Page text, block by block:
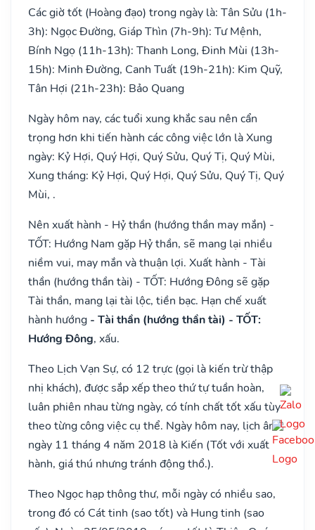
Các giờ tốt (Hoàng đạo) trong ngày là: Tân Sửu (1h-
3h): Ngọc Đường, Giáp Thìn (7h-9h): Tư Mệnh,
Bính Ngọ (11h-13h): Thanh Long, Đinh Mùi (13h-
15h): Minh Đường, Canh Tuất (19h-21h): Kim Quỹ,
Tân Hợi (21h-23h): Bảo Quang
Ngày hôm nay, các tuổi xung khắc sau nên cẩn
trọng hơn khi tiến hành các công việc lớn là Xung
ngày: Kỷ Hợi, Quý Hợi, Quý Sửu, Quý Tị, Quý Mùi,
Xung tháng: Kỷ Hợi, Quý Hợi, Quý Sửu, Quý Tị, Quý
Mùi, .
Nên xuất hành - Hỷ thần (hướng thần may mắn) -
TỐT: Hướng Nam gặp Hỷ thần, sẽ mang lại nhiều
niềm vui, may mắn và thuận lợi. Xuất hành - Tài
thần (hướng thần tài) - TỐT: Hướng Đông sẽ gặp
Tài thần, mang lại tài lộc, tiền bạc. Hạn chế xuất
hành hướng - Tài thần (hướng thần tài) - TỐT:
Hướng Đông, xấu.
Theo Lịch Vạn Sự, có 12 trực (gọi là kiến trừ thập
nhị khách), được sắp xếp theo thứ tự tuần hoàn,
luân phiên nhau từng ngày, có tính chất tốt xấu tùy
theo từng công việc cụ thể. Ngày hôm nay, lịch âm
ngày 11 tháng 4 năm 2018 là Kiến (Tốt với xuất
hành, giá thú nhưng tránh động thổ.).
Theo Ngọc hạp thông thư, mỗi ngày có nhiều sao,
trong đó có Cát tinh (sao tốt) và Hung tinh (sao